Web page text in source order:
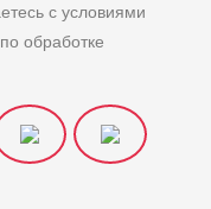
с условиями
по обработке